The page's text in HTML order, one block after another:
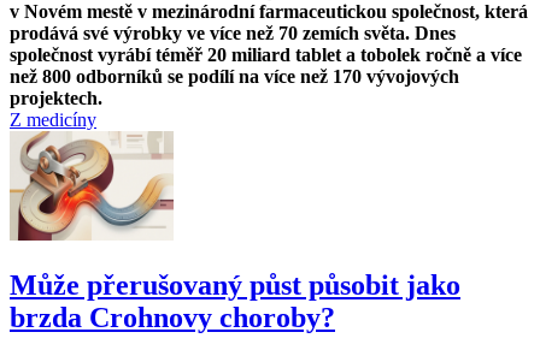
v Novém mestě v mezinárodní farmaceutickou společnost, která
prodává své výrobky ve více než 70 zemích světa. Dnes
společnost vyrábí téměř 20 miliard tablet a tobolek ročně a více
než 800 odborníků se podílí na více než 170 vývojových
projektech.
Z medicíny
Může přerušovaný půst působit jako
brzda Crohnovy choroby?